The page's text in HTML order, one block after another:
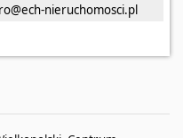
nieruchomosci.pl